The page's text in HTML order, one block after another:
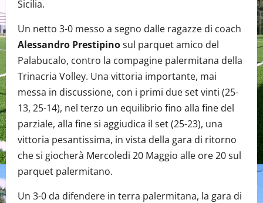
Sicilia.
Un netto 3-0 messo a segno dalle ragazze di coach
Alessandro Prestipinosul parquet amico del
Palabucalo, contro la compagine palermitana della
Trinacria Volley. Una vittoria importante, mai
messa in discussione, con i primi due set vinti (25-
13, 25-14), nel terzo un equilibrio fino alla fine del
parziale, alla fine si aggiudica il set (25-23), una
vittoria pesantissima, in vista della gara di ritorno
che si giocherà Mercoledi 20 Maggio alle ore 20 sul
parquet palermitano.
Un 3-0 da difendere in terra palermitana, la gara di